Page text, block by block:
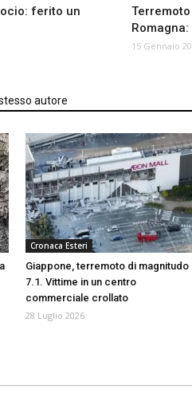
ferito un
15 Gennaio
autore
Cronaca Esteri
Giappone, terremoto di magnitudo
7.1. Vittime in un centro
commerciale crollato
28 Luglio 2026